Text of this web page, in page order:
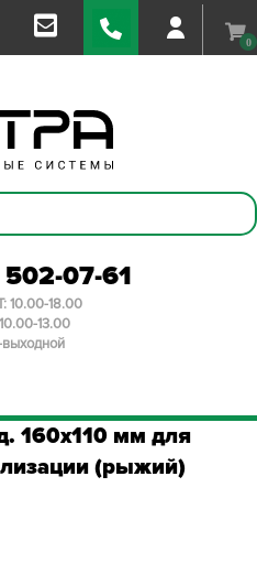
0
07-61
10.00-18.00
13.00
160х110 мм для
(рыжий)